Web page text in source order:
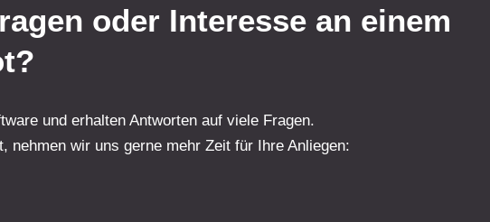
oder Interesse an einem
und erhalten Antworten auf viele Fragen.
nehmen wir uns gerne mehr Zeit für Ihre Anliegen: